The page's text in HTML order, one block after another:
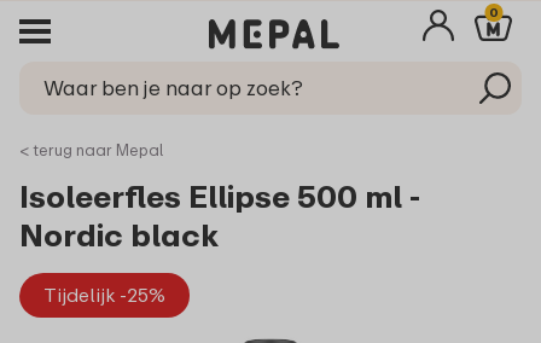
0
< terug naar Mepal
Isoleerfles Ellipse 500 ml -
Nordic black
Tijdelijk -25%